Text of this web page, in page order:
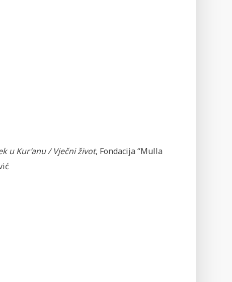
u Kur’anu / Vječni život, Fondacija “Mulla